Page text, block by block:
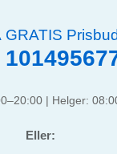
GRATIS
| Helger:
Eller: